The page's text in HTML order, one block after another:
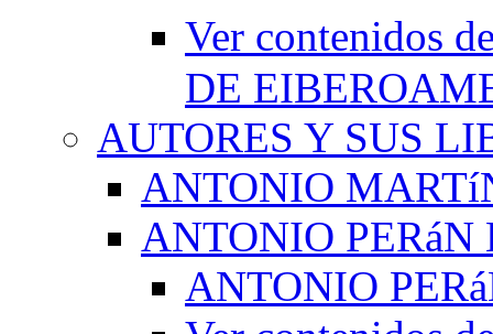
Ver contenidos
DE
AUTORES Y SUS
ANTONIO
ANTONIO PERáN
ANTONIO